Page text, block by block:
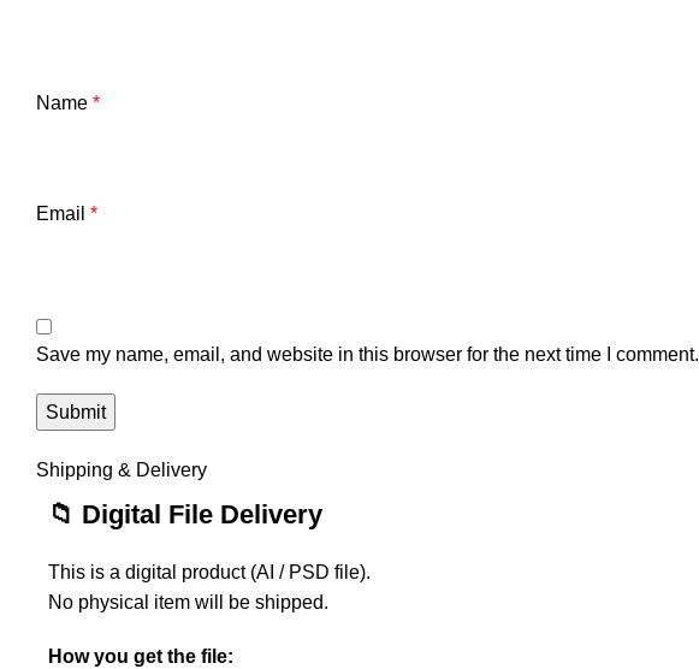
Name *
Email *
Save my name, email, and website in this browser for the next time I comment.
Shipping & Delivery
📁 Digital File Delivery
This is a digital product (AI / PSD file).
No physical item will be shipped.
How you get the file: